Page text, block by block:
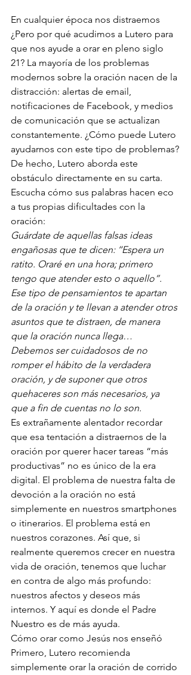
En cualquier época nos distraemos
¿Pero por qué acudimos a Lutero para
que nos ayude a orar en pleno siglo
21? La mayoría de los problemas
modernos sobre la oración nacen de la
distracción: alertas de email,
notificaciones de Facebook, y medios
de comunicación que se actualizan
constantemente. ¿Cómo puede Lutero
ayudarnos con este tipo de problemas?
De hecho, Lutero aborda este
obstáculo directamente en su carta.
Escucha cómo sus palabras hacen eco
a tus propias dificultades con la
oración:
Guárdate de aquellas falsas ideas
engañosas que te dicen: ‘‘Espera un
ratito. Oraré en una hora; primero
tengo que atender esto o aquello”.
Ese tipo de pensamientos te apartan
de la oración y te llevan a atender otros
asuntos que te distraen, de manera
que la oración nunca llega…
Debemos ser cuidadosos de no
romper el hábito de la verdadera
oración, y de suponer que otros
quehaceres son más necesarios, ya
que a fin de cuentas no lo son.
Es extrañamente alentador recordar
que esa tentación a distraernos de la
oración por querer hacer tareas “más
productivas” no es único de la era
digital. El problema de nuestra falta de
devoción a la oración no está
simplemente en nuestros smartphones
o itinerarios. El problema está en
nuestros corazones. Así que, si
realmente queremos crecer en nuestra
vida de oración, tenemos que luchar
en contra de algo más profundo:
nuestros afectos y deseos más
internos. Y aquí es donde el Padre
Nuestro es de más ayuda.
Cómo orar como Jesús nos enseñó
Primero, Lutero recomienda
simplemente orar la oración de corrido